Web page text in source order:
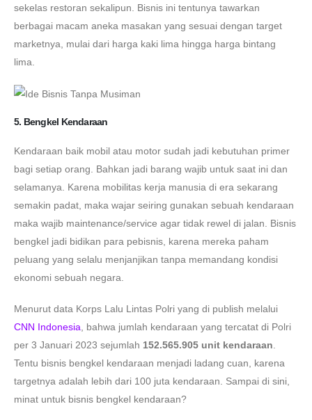
sekelas restoran sekalipun. Bisnis ini tentunya tawarkan
berbagai macam aneka masakan yang sesuai dengan target
marketnya, mulai dari harga kaki lima hingga harga bintang
lima.
5. Bengkel Kendaraan
Kendaraan baik mobil atau motor sudah jadi kebutuhan primer
bagi setiap orang. Bahkan jadi barang wajib untuk saat ini dan
selamanya. Karena mobilitas kerja manusia di era sekarang
semakin padat, maka wajar seiring gunakan sebuah kendaraan
maka wajib maintenance/service agar tidak rewel di jalan. Bisnis
bengkel jadi bidikan para pebisnis, karena mereka paham
peluang yang selalu menjanjikan tanpa memandang kondisi
ekonomi sebuah negara.
Menurut data Korps Lalu Lintas Polri yang di publish melalui
CNN Indonesia , bahwa jumlah kendaraan yang tercatat di Polri
per 3 Januari 2023 sejumlah 152.565.905 unit kendaraan
Tentu bisnis bengkel kendaraan menjadi ladang cuan, karena
targetnya adalah lebih dari 100 juta kendaraan. Sampai di sini,
minat untuk bisnis bengkel kendaraan?